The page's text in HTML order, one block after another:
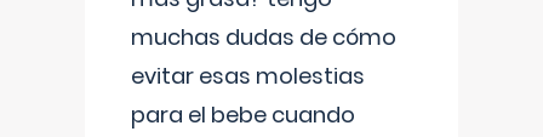
muchas dudas de cómo
evitar esas molestias
para el bebe cuando